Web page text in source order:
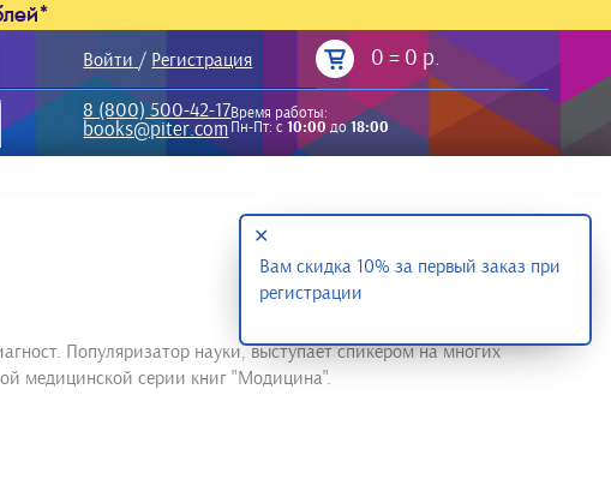
Войти / Регистрация 0 = 0 р.
8 (800) 500-42-17
books@piter.com
Время работы:
Пн-Пт: с10:00до18:00
Популяризатор науки, выступает спикером на многих
медицинской серии книг "Модицина".
Вам скидка 10% за первый заказ при
регистрации
✕